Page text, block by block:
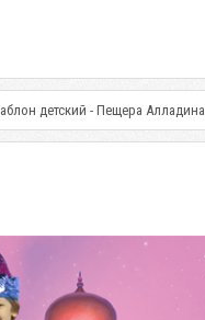
детский - Пещера Алладина